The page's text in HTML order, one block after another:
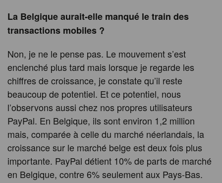
La Belgique aurait-elle manqué le train des
transactions mobiles ?
Non, je ne le pense pas. Le mouvement s’est
enclenché plus tard mais lorsque je regarde les
chiffres de croissance, je constate qu’il reste
beaucoup de potentiel. Et ce potentiel, nous
l’observons aussi chez nos propres utilisateurs
PayPal. En Belgique, ils sont environ 1,2 million
mais, comparée à celle du marché néerlandais, la
croissance sur le marché belge est deux fois plus
importante. PayPal détient 10% de parts de marché
en Belgique, contre 6% seulement aux Pays-Bas.